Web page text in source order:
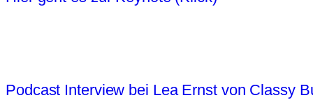
Podcast Interview bei Lea Ernst von Classy